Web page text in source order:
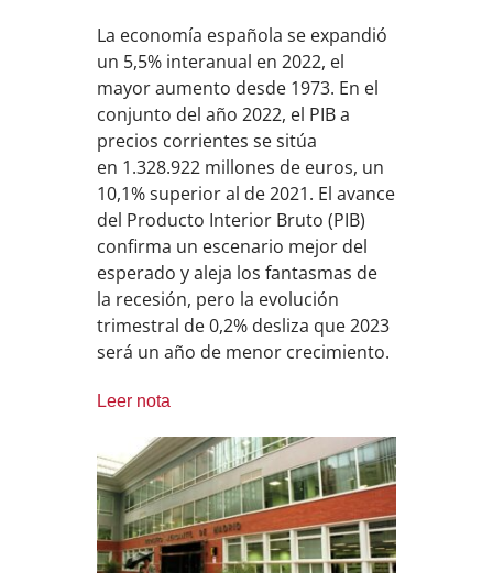
La economía española se expandió
un 5,5% interanual en 2022, el
mayor aumento desde 1973. En el
conjunto del año 2022, el PIB a
precios corrientes se sitúa
en 1.328.922 millones de euros, un
10,1% superior al de 2021. El avance
del Producto Interior Bruto (PIB)
confirma un escenario mejor del
esperado y aleja los fantasmas de
la recesión, pero la evolución
trimestral de 0,2% desliza que 2023
será un año de menor crecimiento.
Leer nota